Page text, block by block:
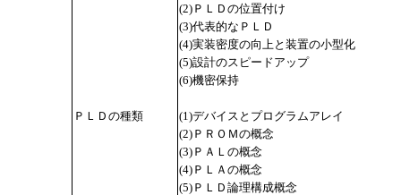
(2)ＰＬＤの位置付け
(3)代表的なＰＬＤ
(4)実装密度の向上と装置の小型化
(5)設計のスピードアップ
(6)機密保持
ＰＬＤの種類
(1)デバイスとプログラムアレイ
(2)ＰＲＯＭの概念
(3)ＰＡＬの概念
(4)ＰＬＡの概念
(5)ＰＬＤ論理構成概念